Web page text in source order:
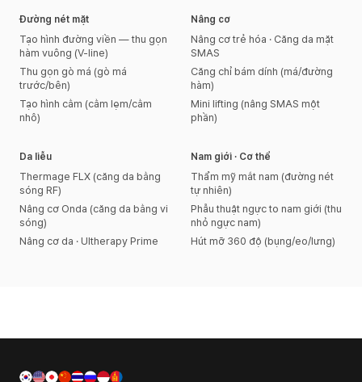
Đường nét mặt
Tạo hình đường viền — thu gọn
hàm vuông (V-line)
Thu gọn gò má (gò má
trước/bên)
Tạo hình cằm (cằm lẹm/cằm
nhô)
Nâng cơ
Nâng cơ trẻ hóa · Căng da mặt
SMAS
Căng chỉ bám dính (má/đường
hàm)
Mini lifting (nâng SMAS một
phần)
Da liễu
Thermage FLX (căng da bằng
sóng RF)
Nâng cơ Onda (căng da bằng vi
sóng)
Nâng cơ da · Ultherapy Prime
Nam giới · Cơ thể
Thẩm mỹ mắt nam (đường nét
tự nhiên)
Phẫu thuật ngực to nam giới (thu
nhỏ ngực nam)
Hút mỡ 360 độ (bụng/eo/lưng)